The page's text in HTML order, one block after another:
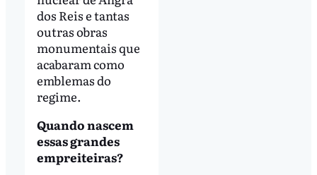
dos Reis e tantas
outras obras
monumentais que
acabaram como
emblemas do
regime.
Quando nascem
essas grandes
empreiteiras?